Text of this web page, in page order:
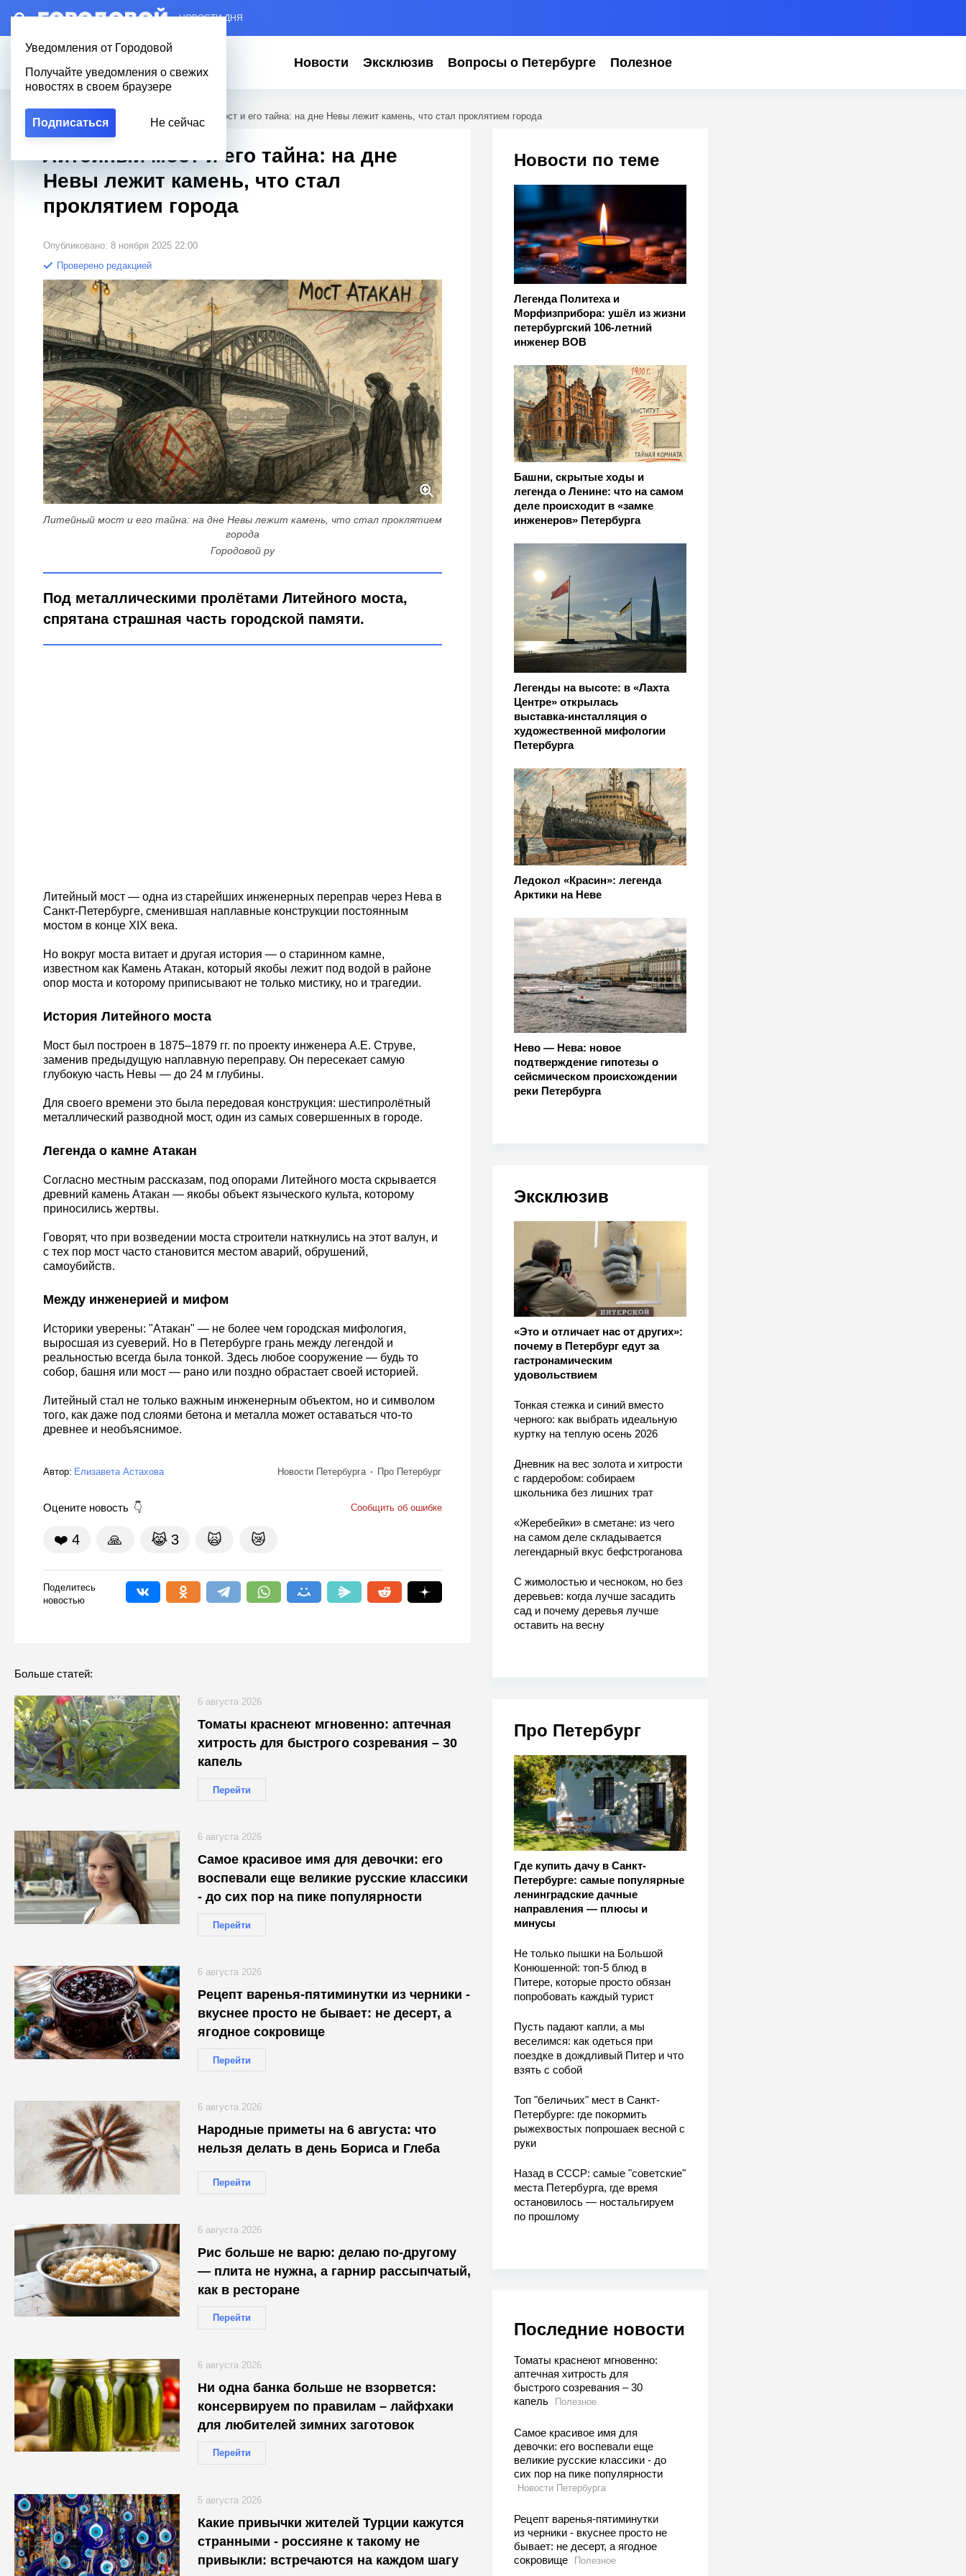
– НОВОСТИ ДНЯ
Уведомления от Городовой
Получайте уведомления о свежих
новостях в своем браузере
Подписаться Не сейчас
Новости Эксклюзив Вопросы о Петербурге Полезное
Городовой Новости Петербурга Литейный мост и его тайна: на дне Невы лежит камень, что стал проклятием города
Новости по теме
Легенда Политеха и
Морфизприбора: ушёл из жизни
петербургский 106-летний
инженер ВОВ
Башни, скрытые ходы и
легенда о Ленине: что на самом
деле происходит в «замке
инженеров» Петербурга
Легенды на высоте: в «Лахта
Центре» открылась
выставка‑инсталляция о
художественной мифологии
Петербурга
Ледокол «Красин»: легенда
Арктики на Неве
Нево — Нева: новое
подтверждение гипотезы о
сейсмическом происхождении
реки Петербурга
Эксклюзив
«Это и отличает нас от других»:
почему в Петербург едут за
гастронамическим
удовольствием
Тонкая стежка и синий вместо
черного: как выбрать идеальную
куртку на теплую осень 2026
Дневник на вес золота и хитрости
с гардеробом: собираем
школьника без лишних трат
«Жеребейки» в сметане: из чего
на самом деле складывается
легендарный вкус бефстроганова
С жимолостью и чесноком, но без
деревьев: когда лучше засадить
сад и почему деревья лучше
оставить на весну
Про Петербург
Где купить дачу в Санкт-
Петербурге: самые популярные
ленинградские дачные
направления — плюсы и
минусы
Не только пышки на Большой
Конюшенной: топ-5 блюд в
Питере, которые просто обязан
попробовать каждый турист
Пусть падают капли, а мы
веселимся: как одеться при
поездке в дождливый Питер и что
взять с собой
Топ "беличьих" мест в Санкт-
Петербурге: где покормить
рыжехвостых попрошаек весной с
руки
Назад в СССР: самые "советские"
места Петербурга, где время
остановилось — ностальгируем
по прошлому
Последние новости
Томаты краснеют мгновенно:
аптечная хитрость для
быстрого созревания – 30
капель
Полезное
Самое красивое имя для
девочки: его воспевали еще
великие русские классики - до
сих пор на пике популярности
Новости Петербурга
Рецепт варенья-пятиминутки
из черники - вкуснее просто не
бывает: не десерт, а ягодное
сокровище
Полезное
Литейный мост и его тайна: на дне
Невы лежит камень, что стал
проклятием города
Опубликовано: 8 ноября 2025 22:00
Проверено редакцией
Литейный мост и его тайна: на дне Невы лежит камень, что стал проклятием
города
Городовой ру
Под металлическими пролётами Литейного моста,
спрятана страшная часть городской памяти.
Литейный мост — одна из старейших инженерных переправ через Нева в
Санкт-Петербурге, сменившая наплавные конструкции постоянным
мостом в конце XIX века.
Но вокруг моста витает и другая история — о старинном камне,
известном как Камень Атакан, который якобы лежит под водой в районе
опор моста и которому приписывают не только мистику, но и трагедии.
История Литейного моста
Мост был построен в 1875–1879 гг. по проекту инженера А.Е. Струве,
заменив предыдущую наплавную переправу. Он пересекает самую
глубокую часть Невы — до 24 м глубины.
Для своего времени это была передовая конструкция: шестипролётный
металлический разводной мост, один из самых совершенных в городе.
Легенда о камне Атакан
Согласно местным рассказам, под опорами Литейного моста скрывается
древний камень Атакан — якобы объект языческого культа, которому
приносились жертвы.
Говорят, что при возведении моста строители наткнулись на этот валун, и
с тех пор мост часто становится местом аварий, обрушений,
самоубийств.
Между инженерией и мифом
Историки уверены: "Атакан" — не более чем городская мифология,
выросшая из суеверий. Но в Петербурге грань между легендой и
реальностью всегда была тонкой. Здесь любое сооружение — будь то
собор, башня или мост — рано или поздно обрастает своей историей.
Литейный стал не только важным инженерным объектом, но и символом
того, как даже под слоями бетона и металла может оставаться что-то
древнее и необъяснимое.
Автор: Елизавета Астахова Новости Петербурга Про Петербург
Оцените новость Сообщить об ошибке
❤️ 4 🙏 😹 3 🙀 😿
Поделитесь
новостью
Больше статей:
Томаты краснеют мгновенно: аптечная
хитрость для быстрого созревания – 30
капель
Перейти
6 августа 2026
Самое красивое имя для девочки: его
воспевали еще великие русские классики
- до сих пор на пике популярности
Перейти
6 августа 2026
Рецепт варенья-пятиминутки из черники -
вкуснее просто не бывает: не десерт, а
ягодное сокровище
Перейти
6 августа 2026
Народные приметы на 6 августа: что
нельзя делать в день Бориса и Глеба
Перейти
6 августа 2026
Рис больше не варю: делаю по-другому
— плита не нужна, а гарнир рассыпчатый,
как в ресторане
Перейти
6 августа 2026
Ни одна банка больше не взорвется:
консервируем по правилам – лайфхаки
для любителей зимних заготовок
Перейти
6 августа 2026
Какие привычки жителей Турции кажутся
странными - россияне к такому не
привыкли: встречаются на каждом шагу
5 августа 2026